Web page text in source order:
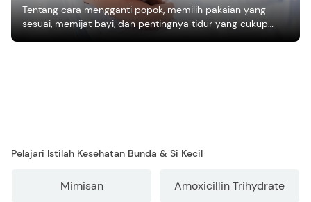
Tentang cara mengganti popok, memilih pakaian yang
sesuai, memijat bayi, dan pentingnya tidur yang cukup
bagi pertumbuhan bayi.
Pelajari Istilah Kesehatan Bunda & Si Kecil
Mimisan Amoxicillin Trihydrate